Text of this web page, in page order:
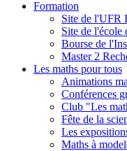
Formation
Site de l'UFR
Site de l'école
Bourse de
Master 2
Les maths pour tous
Animations
Conférences
Club "Les
Fête de la
Les
Maths à